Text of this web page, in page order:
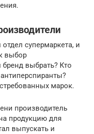
супермаркета, и
выбор
выбрать? Кто
марок.
производитель
продукцию для
выпускать и